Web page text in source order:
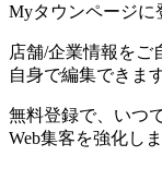
Myタウンページに
店舗/企業情報をご
自身で編集できま
無料登録で、いつ
Web集客を強化し